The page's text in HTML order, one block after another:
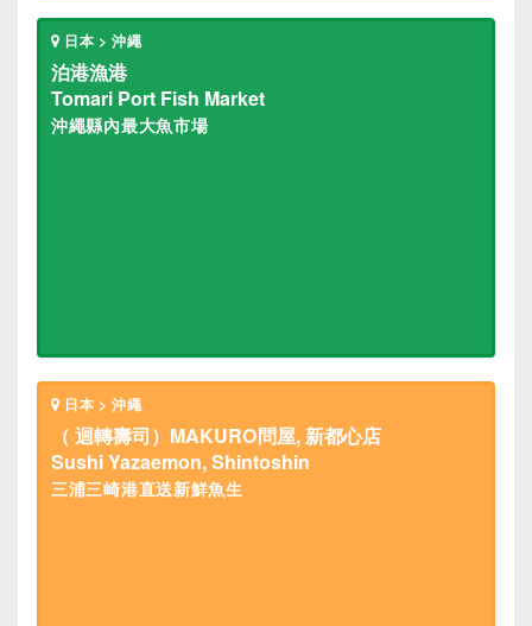
日本 > 沖繩
泊港漁港
Tomari Port Fish Market
沖繩縣內最大魚市場
日本 > 沖繩
（ 迴轉壽司）MAKURO問屋, 新都心店
Sushi Yazaemon, Shintoshin
三浦三崎港直送新鮮魚生